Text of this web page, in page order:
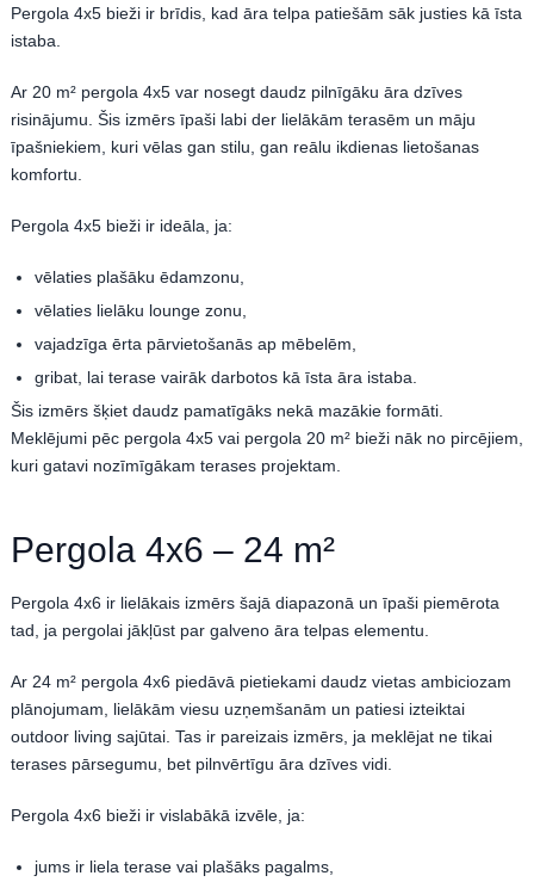
Pergola 4x5 bieži ir brīdis, kad āra telpa patiešām sāk justies kā īsta
istaba.
Ar 20 m² pergola 4x5 var nosegt daudz pilnīgāku āra dzīves
risinājumu. Šis izmērs īpaši labi der lielākām terasēm un māju
īpašniekiem, kuri vēlas gan stilu, gan reālu ikdienas lietošanas
komfortu.
Pergola 4x5 bieži ir ideāla, ja:
vēlaties plašāku ēdamzonu,
vēlaties lielāku lounge zonu,
vajadzīga ērta pārvietošanās ap mēbelēm,
gribat, lai terase vairāk darbotos kā īsta āra istaba.
Šis izmērs šķiet daudz pamatīgāks nekā mazākie formāti.
Meklējumi pēc pergola 4x5 vai pergola 20 m² bieži nāk no pircējiem,
kuri gatavi nozīmīgākam terases projektam.
Pergola 4x6 – 24 m²
Pergola 4x6 ir lielākais izmērs šajā diapazonā un īpaši piemērota
tad, ja pergolai jākļūst par galveno āra telpas elementu.
Ar 24 m² pergola 4x6 piedāvā pietiekami daudz vietas ambiciozam
plānojumam, lielākām viesu uzņemšanām un patiesi izteiktai
outdoor living sajūtai. Tas ir pareizais izmērs, ja meklējat ne tikai
terases pārsegumu, bet pilnvērtīgu āra dzīves vidi.
Pergola 4x6 bieži ir vislabākā izvēle, ja:
jums ir liela terase vai plašāks pagalms,